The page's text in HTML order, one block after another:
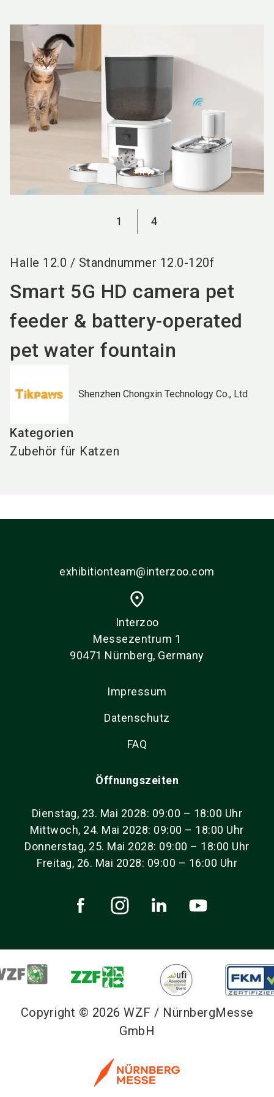
1 4
Halle 12.0 / Standnummer 12.0-120f
Smart 5G HD camera pet
feeder & battery-operated
pet water fountain
Shenzhen Chongxin Technology Co., Ltd
Kategorien
Zubehör für Katzen
exhibitionteam@interzoo.com
place
Interzoo
Messezentrum 1
90471 Nürnberg, Germany
Impressum
Datenschutz
FAQ
Öffnungszeiten
Dienstag, 23. Mai 2028: 09:00 – 18:00 Uhr
Mittwoch, 24. Mai 2028: 09:00 – 18:00 Uhr
Donnerstag, 25. Mai 2028: 09:00 – 18:00 Uhr
Freitag, 26. Mai 2028: 09:00 – 16:00 Uhr
Copyright © 2026 WZF / NürnbergMesse
GmbH